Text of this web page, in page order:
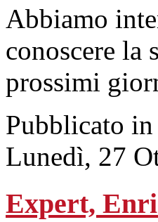
Abbiamo
conoscere la
prossimi
Pubblicato in
Lunedì, 27
Expert,